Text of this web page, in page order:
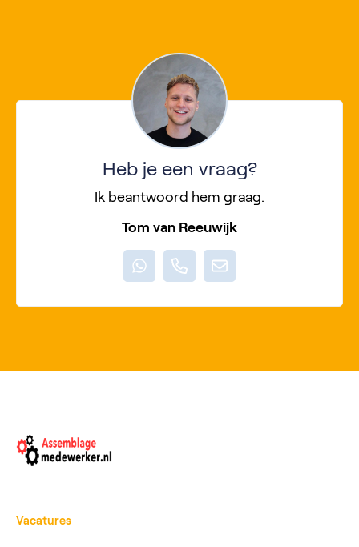
Heb je een vraag?
Ik beantwoord hem graag.
Tom van Reeuwijk
Vacatures